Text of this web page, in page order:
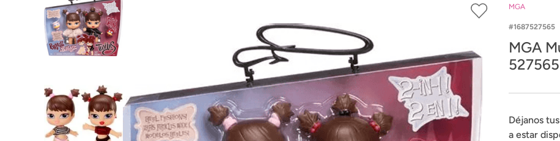
Creatividad y Arte
Figuras de Acción
Gadgets y Electrónicos
Lanzadores
Muñecas
MGA
1687527565
MGA
527565
Déjanos
a estar